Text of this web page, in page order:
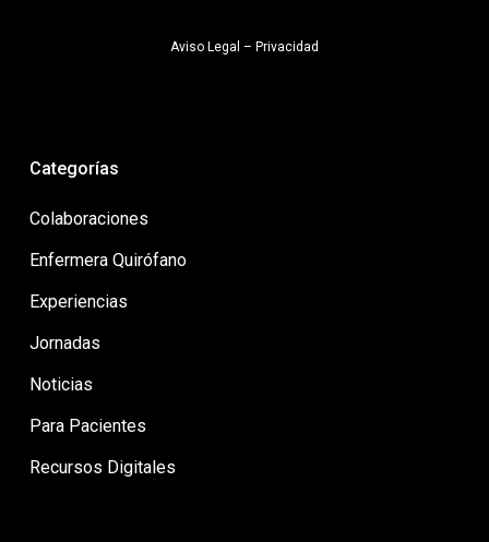
Aviso Legal – Privacidad
Categorías
Colaboraciones
Enfermera Quirófano
Experiencias
Jornadas
Noticias
Para Pacientes
Recursos Digitales